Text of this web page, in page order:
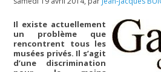
Il existe actuellement
un problème que
rencontrent tous les
musées privés. Il s’agit
d’une discrimination